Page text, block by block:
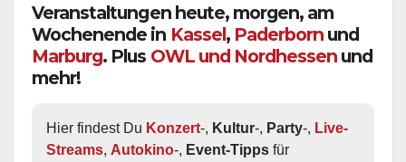
Veranstaltungen heute, morgen, am
Wochenende in Kassel, Paderborn und
Marburg. Plus OWL und Nordhessen und
mehr!
Hier findest Du Konzert-, Kultur-, Party-, Live-
Streams, Autokino-, Event-Tipps